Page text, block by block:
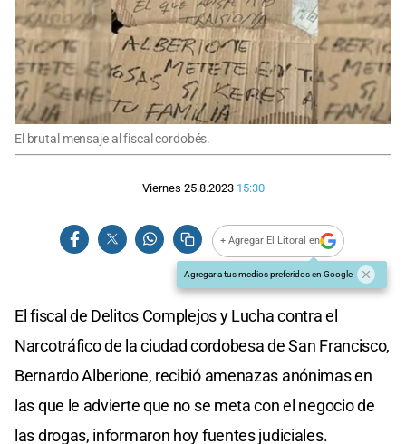
El brutal mensaje al fiscal cordobés.
Viernes 25.8.2023 15:30
+ Agregar El Litoral en
Agregar a tus medios preferidos en Google
El fiscal de Delitos Complejos y Lucha contra el
Narcotráfico de la ciudad cordobesa de San Francisco,
Bernardo Alberione, recibió amenazas anónimas en
las que le advierte que no se meta con el negocio de
las drogas, informaron hoy fuentes judiciales.